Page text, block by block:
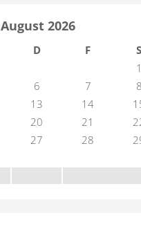
August 2026
D F
S
6 7
13 14
20 21
27 28